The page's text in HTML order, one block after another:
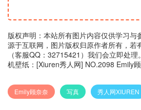
版权声明：本站所有图片内容仅供学习与
源于互联网，图片版权归原作者所有，若
（客服QQ：32715421）我们会立即处理。
机壁纸：[Xiuren秀人网] NO.2098 Emily
Emily顾奈奈 写真 秀人网XIUREN